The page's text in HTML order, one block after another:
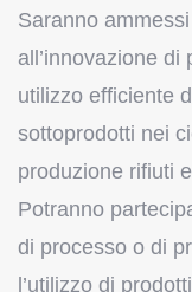
Saranno
all’innovazione
utilizzo efficiente
sottoprodotti nei
produzione rifiuti
Potranno
di processo o di
l’utilizzo di